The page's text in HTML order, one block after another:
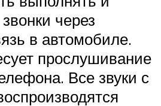
через
в автомобиле.
прослушивание
Все звуки с